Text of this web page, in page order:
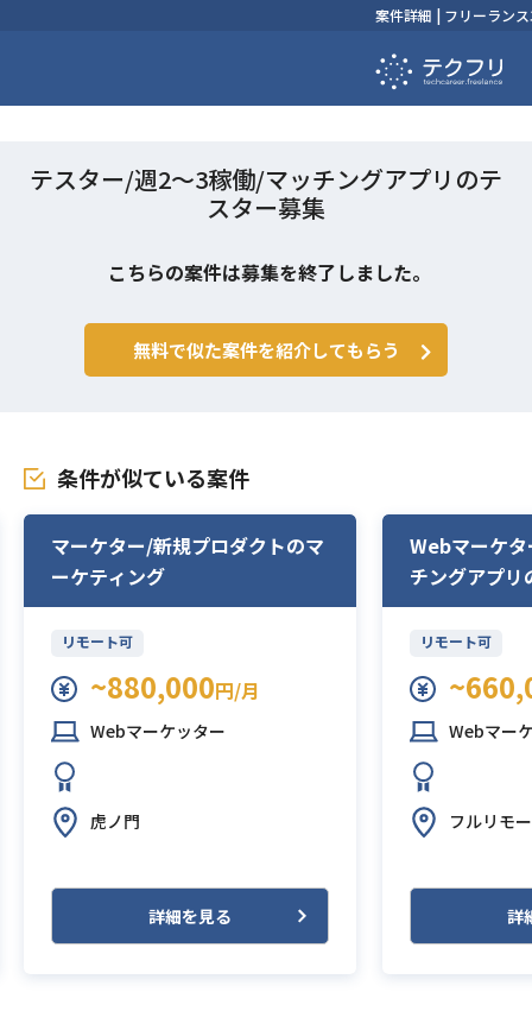
案件詳細 | フリーラン
テスター/週2〜3稼働/マッチングアプリのテ
スター募集
こちらの案件は募集を終了しました。
無料で似た案件を紹介してもらう
条件が似ている案件
マーケター/新規プロダクトのマ
ーケティング
リモート可
~880,000円/月
Webマーケッター
虎ノ門
詳細を見る
Webマーケ
チングアプリ
リモート可
Webマー
フルリモ
詳